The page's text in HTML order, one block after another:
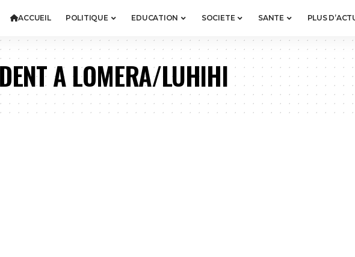
ACCUEIL POLITIQUE EDUCATION SOCIETE SANTE PLUS
A LOMERA/LUHIHI